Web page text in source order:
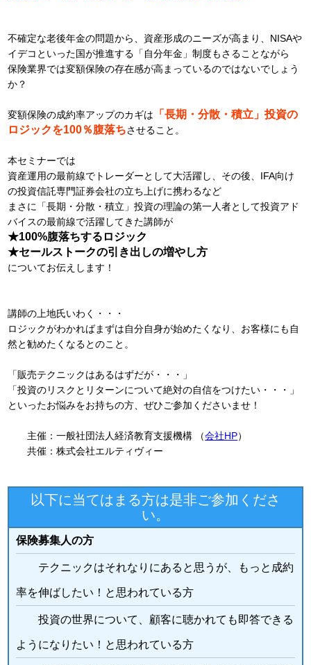
不確定な老後年金の問題から、資産形成のニーズが高まり、NISAや
イデコといった国が推進する「自分年金」制度もさることながら
保険業界では変額保険の存在感が高まっているのではないでしょう
か？
変額保険の成約率アップのカギは
「長期・分散・積立」投資の
ロジックを100％腹落ちさせること。
本セミナーでは
資産運用の最前線でトレーダーとして大活躍し、その後、IFA向け
の投資信託専門証券会社の立ち上げに携わるなど
まさに「長期・分散・積立」投資の理論の第一人者として投資アド
バイスの最前線で活躍してきた講師が
★100%腹落ちするロジック
★セールストークの引き出しの増やし方
についてお伝えします！
講師の上地氏いわく・・・
ロジックがわかればまずは自分自身が始めたくなり、お客様にも自
然と勧めたくなるとのこと。
「販売テクニックはあるはずだが・・・」
「投資のリスクとリターンについて絶対の自信をつけたい・・・」
といったお悩みをお持ちの方、ぜひご参加くださいませ！
主催：一般社団法人経済教育支援機構 （会社HP）
共催：株式会社エルティヴィー
以下に当てはまる方は是非ご参加くださ
い。
保険募集人の方
テクニックはそれなりにあると思うが、もっと成約
率を伸ばしたい！と思われている方
投資の世界について、顧客に聴かれても即答できる
ようになりたい！と思われている方